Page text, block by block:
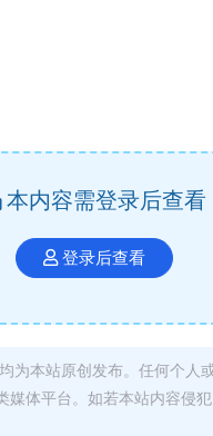
本内容需登录后查看
登录后查看
为本站原创发布。任何个人
体平台。如若本站内容侵